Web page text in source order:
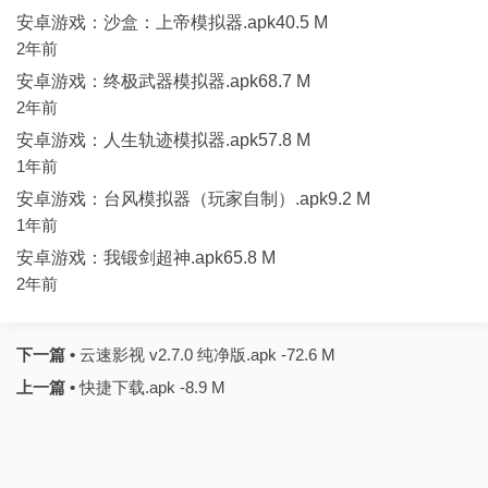
安卓游戏：沙盒：上帝模拟器.apk40.5 M
2年前
安卓游戏：终极武器模拟器.apk68.7 M
2年前
安卓游戏：人生轨迹模拟器.apk57.8 M
1年前
安卓游戏：台风模拟器（玩家自制）.apk9.2 M
1年前
安卓游戏：我锻剑超神.apk65.8 M
2年前
下一篇 • 云速影视 v2.7.0 纯净版.apk -72.6 M
上一篇 •快捷下载.apk -8.9 M